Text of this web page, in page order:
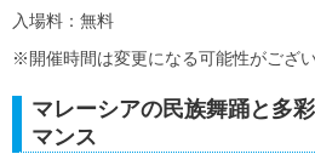
入場料：無料
※開催時間は変更になる可能性がござい
マレーシアの民族舞踊と多
マンス